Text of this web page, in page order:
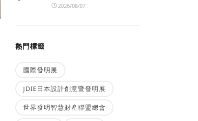
2026/08/07
熱門標籤
國際發明展
JDIE日本設計創意暨發明展
世界發明智慧財產聯盟總會